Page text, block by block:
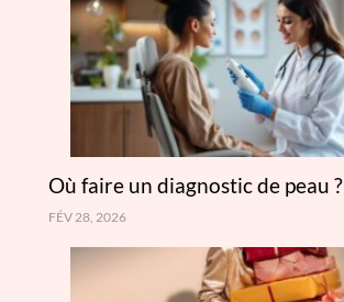
Où faire un diagnostic de peau ?
FÉV 28, 2026